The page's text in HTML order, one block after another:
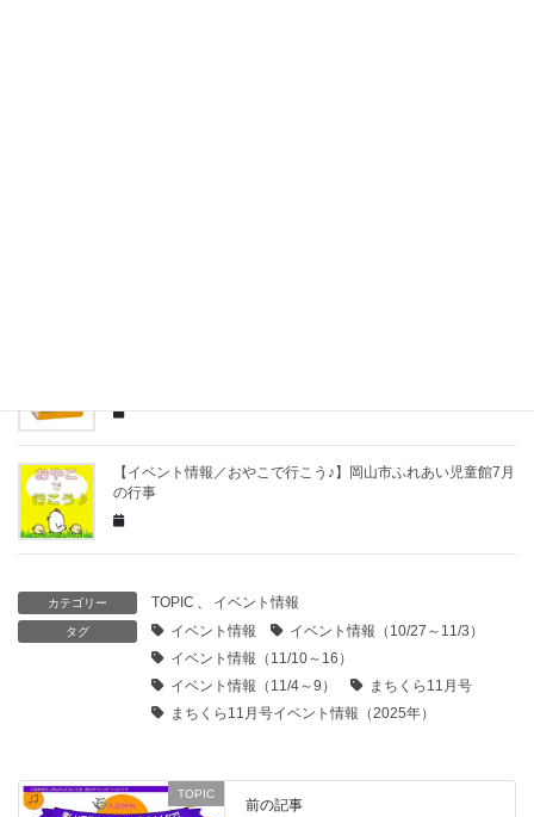
【イベント情報／おやこで行こう♪】岡山市ふれあい児童館7月
の行事
カテゴリー TOPIC 、 イベント情報
タグ イベント情報
イベント情報（10/27～11/3）
イベント情報（11/10～16）
イベント情報（11/4～9）
まちくら11月号
まちくら11月号イベント情報（2025年）
TOPIC
前の記事